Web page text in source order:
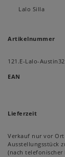
Lalo Silla
Artikelnummer
121.E-Lalo-
EAN
Lieferzeit
Verkauf nur vor
Ausstellungsstück
(nach telefonischer